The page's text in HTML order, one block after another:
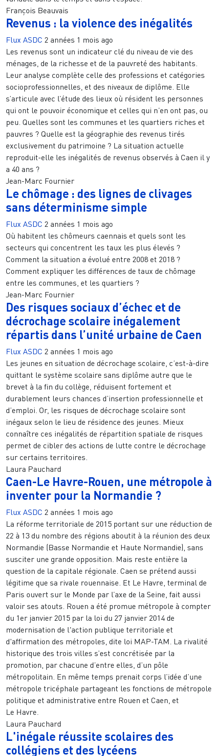
François Beauvais
Revenus : la violence des inégalités
Flux ASDC 2 années 1 mois ago
Les revenus sont un indicateur clé du niveau de vie des
ménages, de la richesse et de la pauvreté des habitants.
Leur analyse complète celle des professions et catégories
socioprofessionnelles, et des niveaux de diplôme. Elle
s’articule avec l’étude des lieux où résident les personnes
qui ont le pouvoir économique et celles qui n’en ont pas, ou
peu. Quelles sont les communes et les quartiers riches et
pauvres ? Quelle est la géographie des revenus tirés
exclusivement du patrimoine ? La situation actuelle
reproduit-elle les inégalités de revenus observés à Caen il y
a 40 ans ?
Jean-Marc Fournier
Le chômage : des lignes de clivages
sans déterminisme simple
Flux ASDC 2 années 1 mois ago
Où habitent les chômeurs caennais et quels sont les
secteurs qui concentrent les taux les plus élevés ?
Comment la situation a évolué entre 2008 et 2018 ?
Comment expliquer les différences de taux de chômage
entre les communes, et les quartiers ?
Jean-Marc Fournier
Des risques sociaux d’échec et de
décrochage scolaire inégalement
répartis dans l’unité urbaine de Caen
Flux ASDC 2 années 1 mois ago
Les jeunes en situation de décrochage scolaire, c’est-à-dire
quittant le système scolaire sans diplôme autre que le
brevet à la fin du collège, réduisent fortement et
durablement leurs chances d’insertion professionnelle et
d’emploi. Or, les risques de décrochage scolaire sont
inégaux selon le lieu de résidence des jeunes. Mieux
connaître ces inégalités de répartition spatiale de risques
permet de cibler des actions de lutte contre le décrochage
sur certains territoires.
Laura Pauchard
Caen-Le Havre-Rouen, une métropole à
inventer pour la Normandie ?
Flux ASDC 2 années 1 mois ago
La réforme territoriale de 2015 portant sur une réduction de
22 à 13 du nombre des régions aboutit à la réunion des deux
Normandie (Basse Normandie et Haute Normandie), sans
susciter une grande opposition. Mais reste entière la
question de la capitale régionale. Caen se prétend aussi
légitime que sa rivale rouennaise. Et Le Havre, terminal de
Paris ouvert sur le Monde par l’axe de la Seine, fait aussi
valoir ses atouts. Rouen a été promue métropole à compter
du 1er janvier 2015 par la loi du 27 janvier 2014 de
modernisation de l'action publique territoriale et
d'affirmation des métropoles, dite loi MAP-TAM. La rivalité
historique des trois villes s’est concrétisée par la
promotion, par chacune d’entre elles, d’un pôle
métropolitain. En même temps prenait corps l’idée d’une
métropole tricéphale partageant les fonctions de métropole
politique et administrative entre Rouen et Caen, et
Le Havre.
Laura Pauchard
L'inégale réussite scolaires des
collégiens et des lycéens